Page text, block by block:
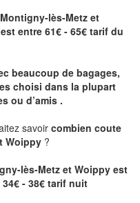
lès-Metz et
est entre 61€ - 65€ tarif du
beaucoup de bagages,
choisi dans la plupart
ou d’amis .
savoir combien coute
Woippy ?
lès-Metz et Woippy est
- 38€ tarif nuit